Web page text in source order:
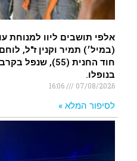
אלפי תושבים ליוו
בנופלו.
07/08/2026
16:06
לסיפור המלא »